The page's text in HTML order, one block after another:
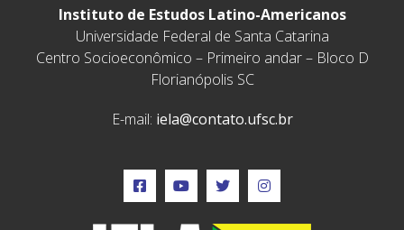
Instituto de Estudos Latino-Americanos
Universidade Federal de Santa Catarina
Centro Socioeconômico – Primeiro andar – Bloco D
Florianópolis SC
E-mail: iela@contato.ufsc.br